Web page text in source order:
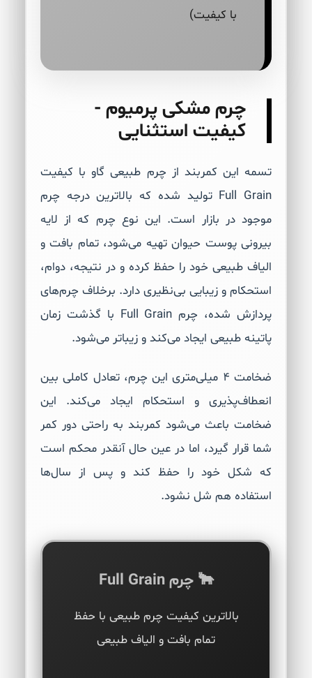
با کیفیت)
چرم مشکی پرمیوم -
کیفیت استثنایی
تسمه این کمربند از چرم طبیعی گاو با کیفیت
Full Grain تولید شده که بالاترین درجه چرم
موجود در بازار است. این نوع چرم که از لایه
بیرونی پوست حیوان تهیه می‌شود، تمام بافت و
الیاف طبیعی خود را حفظ کرده و در نتیجه، دوام،
استحکام و زیبایی بی‌نظیری دارد. برخلاف چرم‌های
پردازش شده، چرم Full Grain با گذشت زمان
پاتینه طبیعی ایجاد می‌کند و زیباتر می‌شود.
ضخامت 4 میلی‌متری این چرم، تعادل کاملی بین
انعطاف‌پذیری و استحکام ایجاد می‌کند. این
ضخامت باعث می‌شود کمربند به راحتی دور کمر
شما قرار گیرد، اما در عین حال آنقدر محکم است
که شکل خود را حفظ کند و پس از سال‌ها
استفاده هم شل نشود.
🐂 چرم Full Grain
بالاترین کیفیت چرم طبیعی با حفظ
تمام بافت و الیاف طبیعی